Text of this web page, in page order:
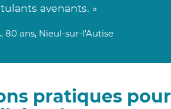
avenants. »
, 80 ans, Nieul-sur-l'Autise
pratiques pour